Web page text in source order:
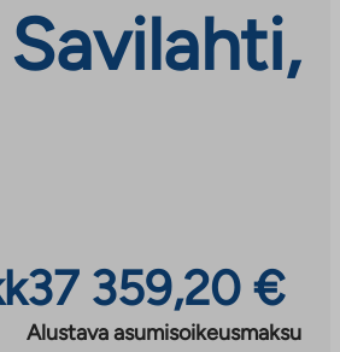
37 359,20 €
Alustava asumisoikeusmaksu